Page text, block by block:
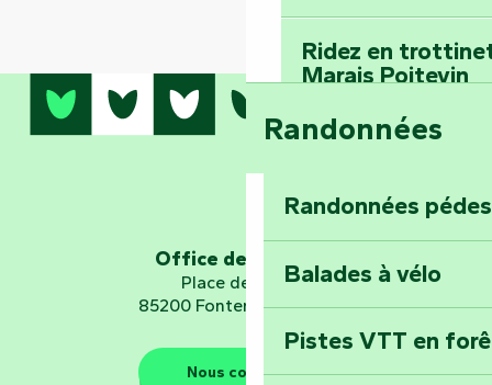
Ridez en
Marais Poitevin
Embarquez pour
Explorez
d’orientation «
Les gardiens de la nature
Randonnées
Randonnées
Balades à vélo
Pistes VTT en
Office de tourisme
Place de Verdun
85200 Fontenay-le-Comte
Nous contacter